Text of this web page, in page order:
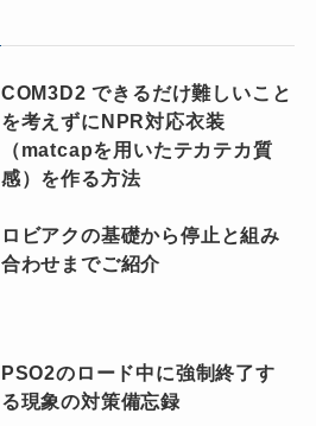
COM3D2 できるだけ難しいこと
を考えずにNPR対応衣装
（matcapを用いたテカテカ質
感）を作る方法
ロビアクの基礎から停止と組み
合わせまでご紹介
PSO2のロード中に強制終了す
る現象の対策備忘録